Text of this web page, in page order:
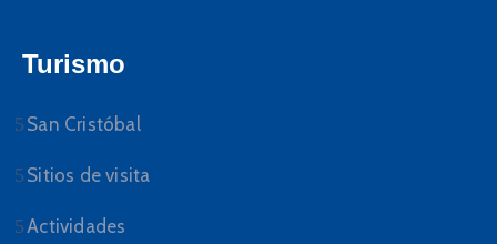
Turismo
San Cristóbal
Sitios de visita
Actividades